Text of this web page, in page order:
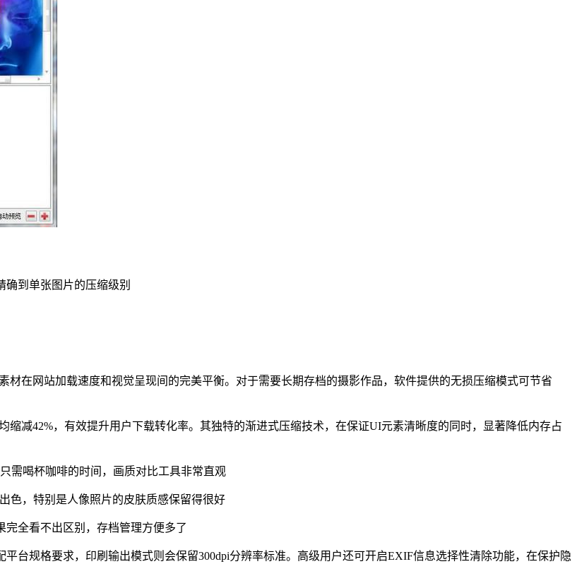
到单张图片的压缩级别
材在网站加载速度和视觉呈现间的完美平衡。对于需要长期存档的摄影作品，软件提供的无损压缩模式可节省
缩减42%，有效提升用户下载转化率。其独特的渐进式压缩技术，在保证UI元素清晰度的同时，显著降低内存占
需喝杯咖啡的时间，画质对比工具非常直观
色，特别是人像照片的皮肤质感保留得很好
完全看不出区别，存档管理方便多了
台规格要求，印刷输出模式则会保留300dpi分辨率标准。高级用户还可开启EXIF信息选择性清除功能，在保护隐